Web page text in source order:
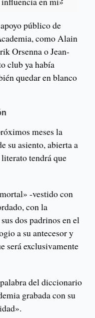
público de
como Alain
Orsenna o Jean-
club ya había
quedar en blanco
meses la
su asiento, abierta a
tendrá que
-vestido con
con la
dos padrinos en el
a su antecesor y
será exclusivamente
del diccionario
grabada con su